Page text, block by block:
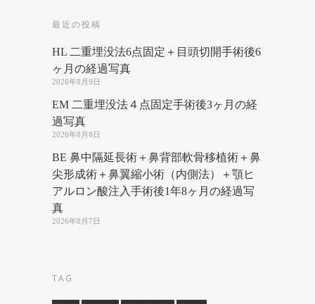
最近の投稿
HL 二重埋没法6点固定＋目頭切開手術後6
ヶ月の経過写真
2026年8月9日
EM 二重埋没法４点固定手術後3ヶ月の経
過写真
2026年8月8日
BE 鼻中隔延長術＋鼻背部軟骨移植術＋鼻
尖形成術＋鼻翼縮小術（内側法）＋顎ヒ
アルロン酸注入手術後1年8ヶ月の経過写
真
2026年8月7日
TAG